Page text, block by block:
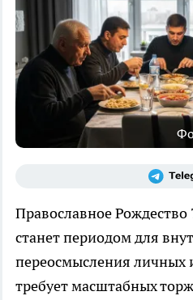
Православное Рождество
станет периодом для
переосмысления личных
требует масштабных